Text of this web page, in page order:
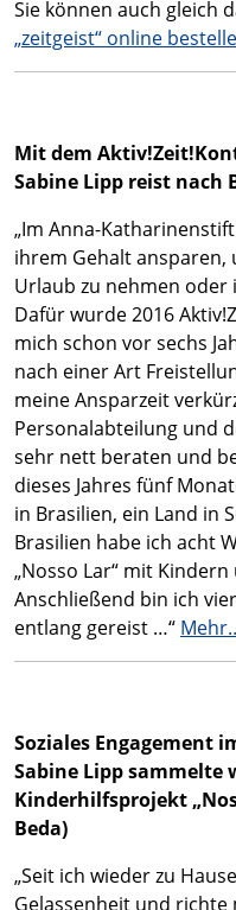
Sie können auch gleich
„zeitgeist“ online
Mit dem
Sabine Lipp reist nach
„Im Anna-
ihrem Gehalt ansparen,
Urlaub zu nehmen oder
Dafür wurde 2016
mich schon vor sechs
nach einer Art
meine Ansparzeit
Personalabteilung und
sehr nett beraten und
dieses Jahres fünf
in Brasilien, ein Land in
Brasilien habe ich acht
„Nosso Lar“ mit
Anschließend bin ich
entlang gereist …“
Soziales Engagement
Sabine Lipp sammelte
Kinderhilfsprojekt
Beda)
„Seit ich wieder zu
Gelassenheit und richte